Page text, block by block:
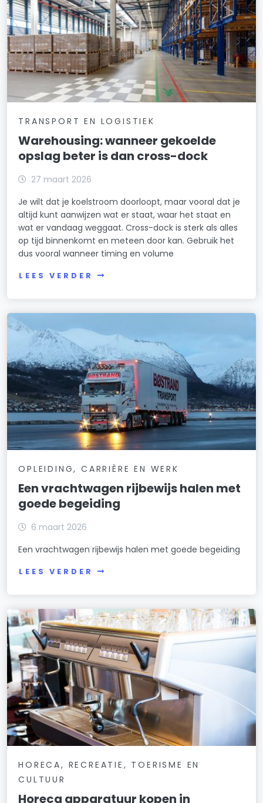
TRANSPORT EN LOGISTIEK
Warehousing: wanneer gekoelde
opslag beter is dan cross-dock
27 maart 2026
Je wilt dat je koelstroom doorloopt, maar vooral dat je
altijd kunt aanwijzen wat er staat, waar het staat en
wat er vandaag weggaat. Cross-dock is sterk als alles
op tijd binnenkomt en meteen door kan. Gebruik het
dus vooral wanneer timing en volume
LEES VERDER
OPLEIDING, CARRIÈRE EN WERK
Een vrachtwagen rijbewijs halen met
goede begeiding
6 maart 2026
Een vrachtwagen rijbewijs halen met goede begeiding
LEES VERDER
HORECA, RECREATIE, TOERISME EN
CULTUUR
Horeca apparatuur kopen in